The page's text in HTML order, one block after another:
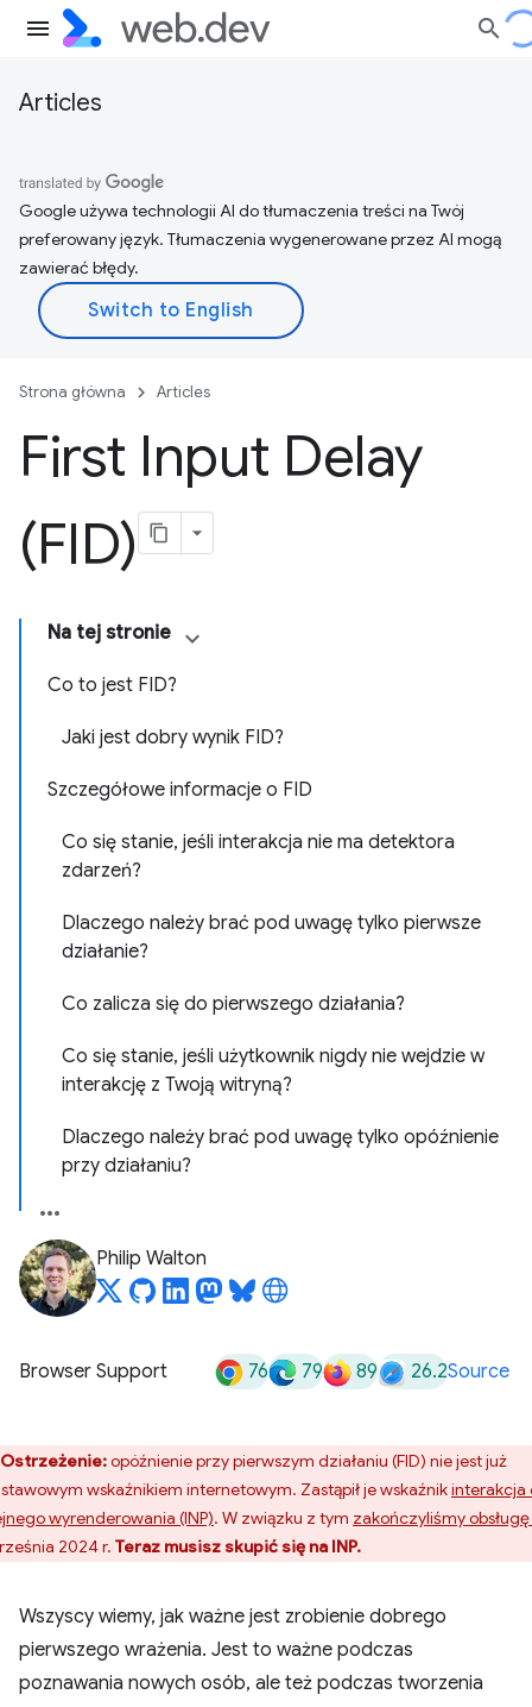
Articles
Google używa technologii AI do tłumaczenia treści na Twój
preferowany język. Tłumaczenia wygenerowane przez AI mogą
zawierać błędy.
Strona główna Articles
First Input Delay
(FID)
Na tej stronie
Co to jest FID?
Jaki jest dobry wynik FID?
Szczegółowe informacje o FID
Co się stanie, jeśli interakcja nie ma detektora
zdarzeń?
Dlaczego należy brać pod uwagę tylko pierwsze
działanie?
Co zalicza się do pierwszego działania?
Co się stanie, jeśli użytkownik nigdy nie wejdzie w
interakcję z Twoją witryną?
Dlaczego należy brać pod uwagę tylko opóźnienie
przy działaniu?
Philip Walton
Browser Support 76 79 89 26.2Source
Ostrzeżenie:opóźnienie przy pierwszym działaniu (FID) nie jest już
wskaźnikiem internetowym. Zastąpił je wskaźnikinterakcja
wyrenderowania (INP). W związku z tym zakończyliśmy obsługę
2024 r. Teraz musisz skupić się na INP.
Wszyscy wiemy, jak ważne jest zrobienie dobrego
pierwszego wrażenia. Jest to ważne podczas
poznawania nowych osób, ale też podczas tworzenia